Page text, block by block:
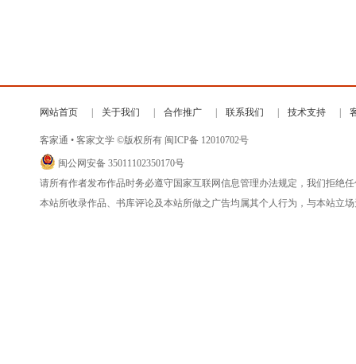
网站首页 关于我们 合作推广 联系我们 技术支持
客家通 • 客家文学 ©版权所有 闽ICP备 12010702号
闽公网安备 35011102350170号
请所有作者发布作品时务必遵守国家互联网信息管理办法规定，我们拒绝
本站所收录作品、书库评论及本站所做之广告均属其个人行为，与本站立